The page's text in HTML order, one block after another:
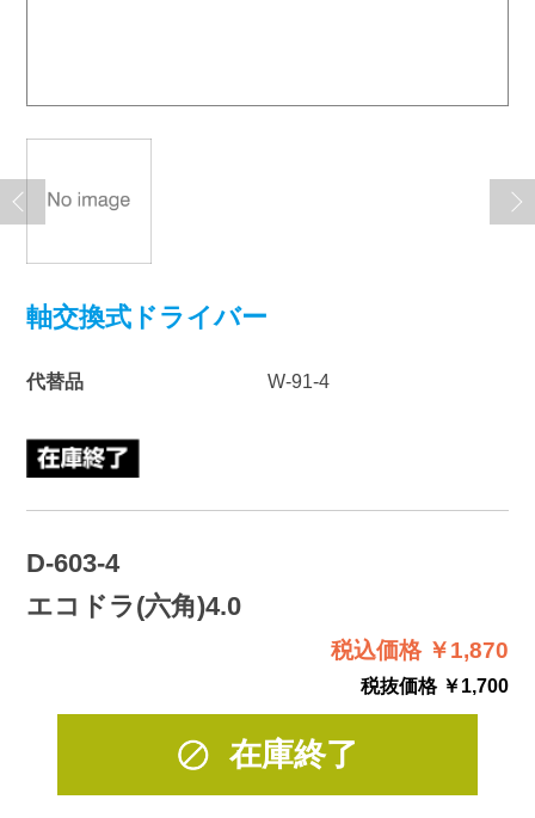
軸交換式ドライバー
代替品 W-91-4
D-603-4
エコドラ(六角)4.0
税込価格 ￥1,870
税抜価格 ￥1,700
在庫終了